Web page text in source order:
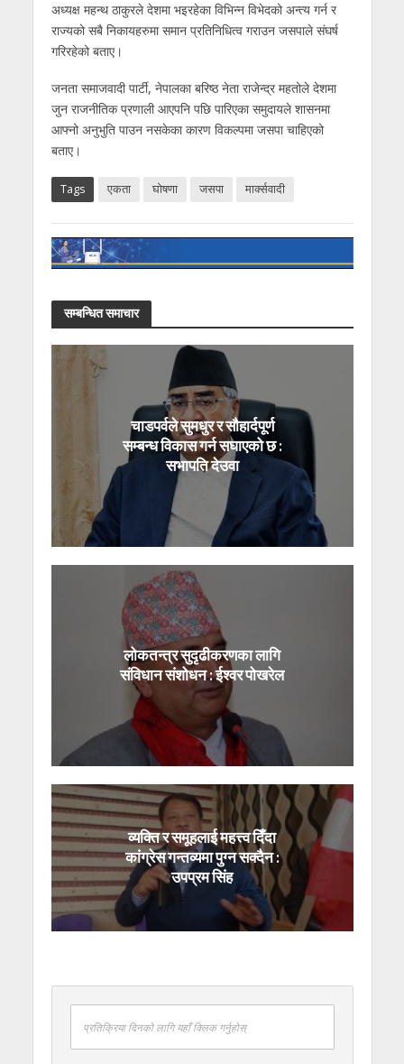
अध्यक्ष महन्थ ठाकुरले देशमा भइरहेका विभिन्न विभेदको अन्त्य गर्न र
राज्यको सबै निकायहरुमा समान प्रतिनिधित्व गराउन जसपाले संघर्ष
गरिरहेको बताए।
जनता समाजवादी पार्टी, नेपालका बरिष्ठ नेता राजेन्द्र महतोले देशमा
जुन राजनीतिक प्रणाली आएपनि पछि पारिएका समुदायले शासनमा
आफ्नो अनुभुति पाउन नसकेका कारण विकल्पमा जसपा चाहिएको
बताए।
Tags एकता घोषणा जसपा मार्क्सवादी
सम्बन्धित समाचार
चाडपर्वले सुमधुर र सौहार्दपूर्ण
सम्बन्ध विकास गर्न सघाएको छ :
सभापति देउवा
लोकतन्त्र सुदृढीकरणका लागि
संविधान संशोधन : ईश्वर पोखरेल
व्यक्ति र समूहलाई महत्त्व दिँदा
कांग्रेस गन्तव्यमा पुग्न सक्दैन :
उपप्रम सिंह
प्रतिक्रिया दिनको लागि यहाँ क्लिक गर्नुहोस्